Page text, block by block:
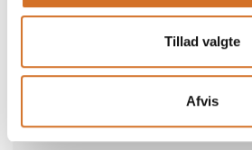
Tillad valgte
Afvis
Repræsenterede virksomheder
KPA Udlejning ApS